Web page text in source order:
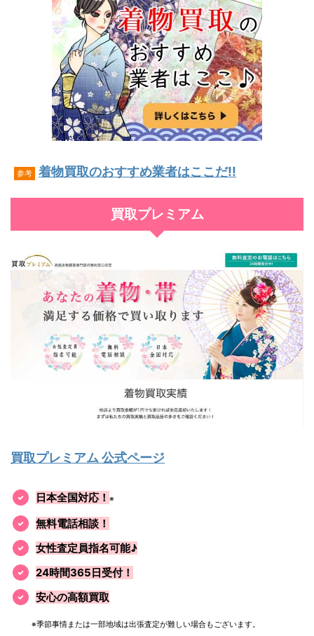
参考 着物買取のおすすめ業者はここだ!!
買取プレミアム
買取プレミアム 公式ページ
日本全国対応！ ※
無料電話相談！
女性査定員指名可能♪
24時間365日受付！
安心の高額買取
※季節事情または一部地域は出張査定が難しい場合もございます。